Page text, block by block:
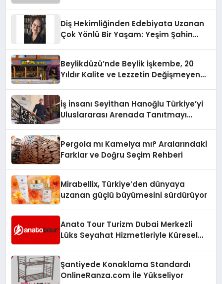
Diş Hekimliğinden Edebiyata Uzanan
Çok Yönlü Bir Yaşam: Yeşim Şahin
Beylikdüzü’nde Beylik İşkembe, 20
Yıldır Kalite ve Lezzetin Değişmeyen
İş İnsanı Seyithan Hanoğlu Türkiye’yi
Uluslararası Arenada Tanıtmayı
Pergola mı Kamelya mı? Aralarındaki
Farklar ve Doğru Seçim Rehberi
Mirabellix, Türkiye’den dünyaya
uzanan güçlü büyümesini sürdürüyor
Anato Tour Turizm Dubai Merkezli
Lüks Seyahat Hizmetleriyle Küresel
Şantiyede Konaklama Standardı
OnlineRanza.com İle Yükseliyor